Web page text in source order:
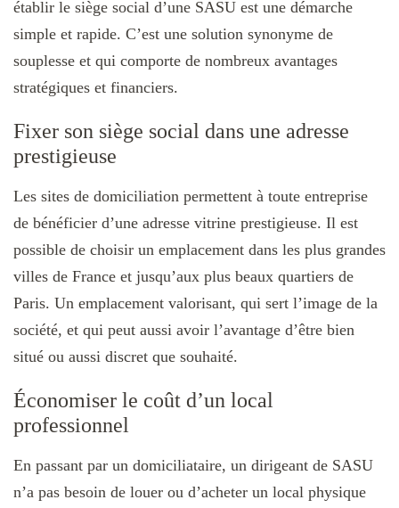
établir le siège social d’une SASU est une démarche
simple et rapide. C’est une solution synonyme de
souplesse et qui comporte de nombreux avantages
stratégiques et financiers.
Fixer son siège social dans une adresse
prestigieuse
Les sites de domiciliation permettent à toute entreprise
de bénéficier d’une adresse vitrine prestigieuse. Il est
possible de choisir un emplacement dans les plus grandes
villes de France et jusqu’aux plus beaux quartiers de
Paris. Un emplacement valorisant, qui sert l’image de la
société, et qui peut aussi avoir l’avantage d’être bien
situé ou aussi discret que souhaité.
Économiser le coût d’un local
professionnel
En passant par un domiciliataire, un dirigeant de SASU
n’a pas besoin de louer ou d’acheter un local physique